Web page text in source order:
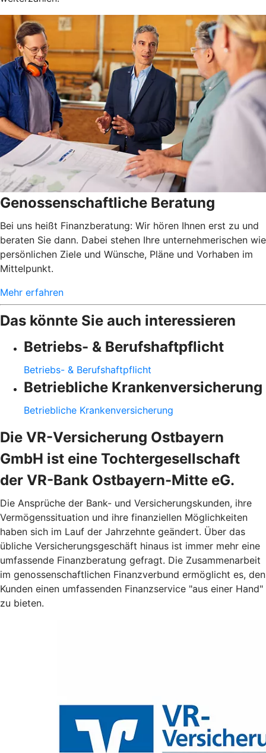
Genossenschaftliche Beratung
Bei uns heißt Finanzberatung: Wir hören Ihnen erst zu und
beraten Sie dann. Dabei stehen Ihre unternehmerischen wie
persönlichen Ziele und Wünsche, Pläne und Vorhaben im
Mittelpunkt.
Mehr erfahren
Das könnte Sie auch interessieren
Betriebs- & Berufshaftpflicht
Betriebs- & Berufshaftpflicht
Betriebliche Krankenversicherung
Betriebliche Krankenversicherung
Die VR-Versicherung Ostbayern
GmbH ist eine Tochtergesellschaft
der VR-Bank Ostbayern-Mitte eG.
Die Ansprüche der Bank- und Versicherungskunden, ihre
Vermögenssituation und ihre finanziellen Möglichkeiten
haben sich im Lauf der Jahrzehnte geändert. Über das
übliche Versicherungsgeschäft hinaus ist immer mehr eine
umfassende Finanzberatung gefragt. Die Zusammenarbeit
im genossenschaftlichen Finanzverbund ermöglicht es, den
Kunden einen umfassenden Finanzservice "aus einer Hand"
zu bieten.